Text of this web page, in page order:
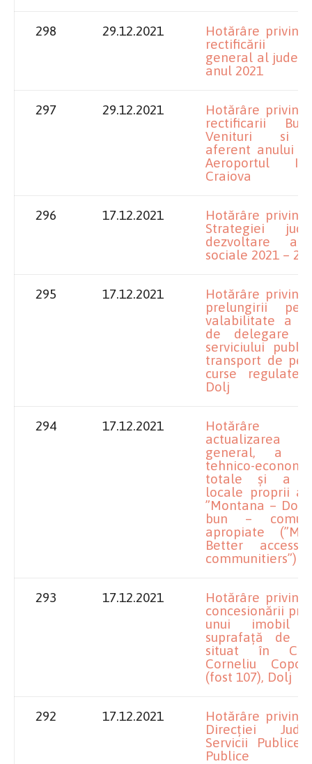
298 29.12.2021
Hotărâre privind
rectificării
general al
anul 2021
297 29.12.2021
Hotărâre privind
rectificarii
Venituri si
aferent anului
Aeroportul
Craiova
296 17.12.2021
Hotărâre privind
Strategiei
dezvoltare a
sociale 2021 –
295 17.12.2021
Hotărâre privind
prelungirii
valabilitate a
de delegare
serviciului
transport de
curse regulate
Dolj
294 17.12.2021
Hotărâre
actualizarea
general, a
tehnico-
totale și a
locale proprii a
”Montana –
bun –
apropiate
Better
communitiers”)
293 17.12.2021
Hotărâre privind
concesionării
unui imobil
suprafață de
situat în
Corneliu
(fost 107), Dolj
292 17.12.2021
Hotărâre
Direcției
Servicii
Publice